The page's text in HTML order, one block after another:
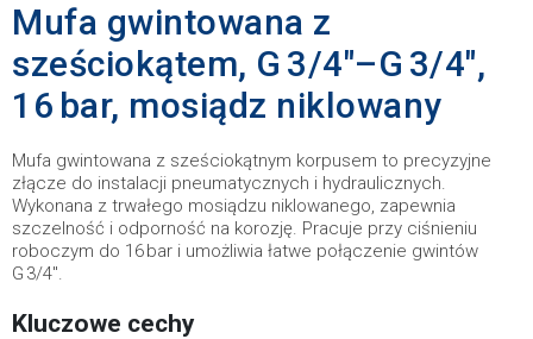
Mufa gwintowana z
sześciokątem, G 3/4"–G 3/4",
16 bar, mosiądz niklowany
Mufa gwintowana z sześciokątnym korpusem to precyzyjne
złącze do instalacji pneumatycznych i hydraulicznych.
Wykonana z trwałego mosiądzu niklowanego, zapewnia
szczelność i odporność na korozję. Pracuje przy ciśnieniu
roboczym do 16 bar i umożliwia łatwe połączenie gwintów
G 3/4".
Kluczowe cechy